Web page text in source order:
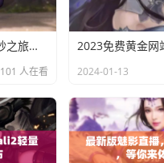
探索热带水果的奇妙之旅：了解榴莲草莓芒果菠萝香蕉的科学秘密
101 人在看 2024-01-13